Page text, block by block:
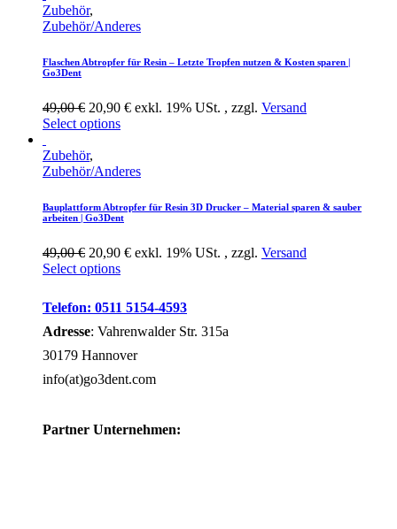
Zubehör,
Zubehör/Anderes
Flaschen Abtropfer für Resin – Letzte Tropfen nutzen & Kosten sparen |
Go3Dent
49,00 € 20,90 € exkl. 19% USt. , zzgl. Versand
Select options
Zubehör,
Zubehör/Anderes
Bauplattform Abtropfer für Resin 3D Drucker – Material sparen & sauber
arbeiten | Go3Dent
49,00 € 20,90 € exkl. 19% USt. , zzgl. Versand
Select options
Telefon: 0511 5154-4593
Adresse: Vahrenwalder Str. 315a
30179 Hannover
info(at)go3dent.com
Partner Unternehmen: